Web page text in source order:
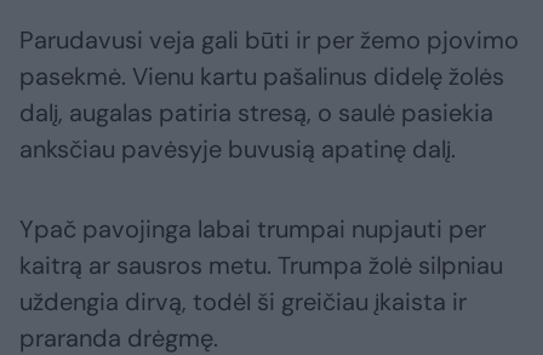
Parudavusi veja gali būti ir per žemo pjovimo
pasekmė. Vienu kartu pašalinus didelę žolės
dalį, augalas patiria stresą, o saulė pasiekia
anksčiau pavėsyje buvusią apatinę dalį.
Ypač pavojinga labai trumpai nupjauti per
kaitrą ar sausros metu. Trumpa žolė silpniau
uždengia dirvą, todėl ši greičiau įkaista ir
praranda drėgmę.